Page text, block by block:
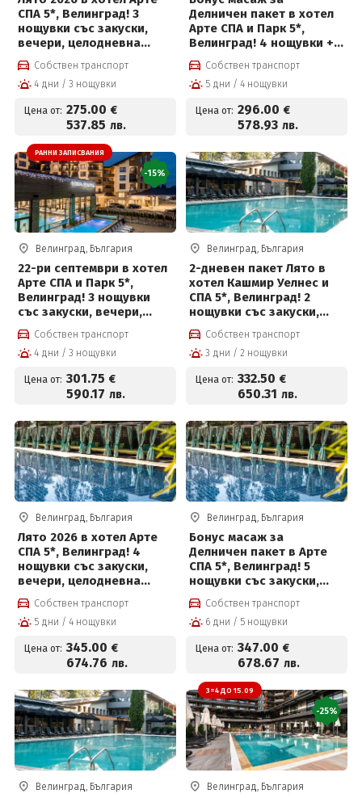
СПА 5*, Велинград! 3
нощувки със закуски,
вечери, целодневна
детска анимация,
вътрешен и външен
басейн с минерална вода
за деца до 12 г
Собствен транспорт
4 дни / 3 нощувки
Цена от: 275.00 €
537.85 лв.
Делничен пакет в хотел
Арте СПА и Парк 5*,
Велинград! 4 нощувки +
закуски, вечери,
частичен масаж,
вътрешен и външен
и СПА пакет и Безплатно
за деца до 12 г
Собствен транспорт
5 дни / 4 нощувки
Цена от: 296.00 €
578.93 лв.
РАННИ ЗАПИСВАНИЯ
-15%
Велинград, България
22-ри септември в хотел
Арте СПА и Парк 5*,
Велинград! 3 нощувки
със закуски, вечери,
празнична програма,СПА
пакет и Безплатно за
деца до 12г на цени от
Собствен транспорт
4 дни / 3 нощувки
Цена от: 301.75 €
590.17 лв.
Велинград, България
2-дневен пакет Лято в
хотел Кашмир Уелнес и
СПА 5*, Велинград! 2
нощувки със закуски,
премиум вечери и
ползване на СПА център
Собствен транспорт
3 дни / 2 нощувки
Цена от: 332.50 €
650.31 лв.
Велинград, България
Лято 2026 в хотел Арте
СПА 5*, Велинград! 4
нощувки със закуски,
вечери, целодневна
детска анимация,
вътрешен и външен
басейн с минерална вода
и СПА пакет и Безплатно
за деца до 12 г
Собствен транспорт
5 дни / 4 нощувки
Цена от: 345.00 €
674.76 лв.
Велинград, България
Бонус масаж за
Делничен пакет в Арте
СПА 5*, Велинград! 5
нощувки със закуски,
вечери, масаж,
вътрешен и външен
басейн с минерална вода
и СПА пакет и Безплатно
за деца до 12 г
Собствен транспорт
6 дни / 5 нощувки
Цена от: 347.00 €
678.67 лв.
Велинград, България
3=4 ДО 15.09
-25%
Велинград, България